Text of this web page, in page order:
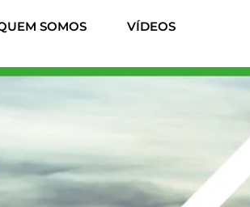
SOMOS VÍDEOS